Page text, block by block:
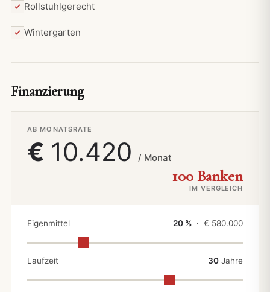
Rollstuhlgerecht
Wintergarten
Finanzierung
AB MONATSRATE
€ 10.420 / Monat
100 Banken
IM VERGLEICH
Eigenmittel 20 % · € 580.000
Laufzeit 30 Jahre